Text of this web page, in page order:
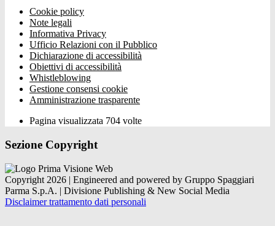
Cookie policy
Note legali
Informativa Privacy
Ufficio Relazioni con il Pubblico
Dichiarazione di accessibilità
Obiettivi di accessibilità
Whistleblowing
Gestione consensi cookie
Amministrazione trasparente
Pagina visualizzata 704 volte
Sezione Copyright
Copyright 2026 | Engineered and powered by Gruppo Spaggiari
Parma S.p.A. | Divisione Publishing & New Social Media
Disclaimer trattamento dati personali